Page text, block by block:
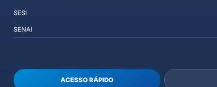
SESI
SENAI
ACESSO RÁPIDO